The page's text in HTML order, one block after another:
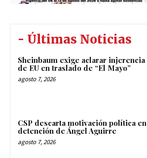
- Últimas Noticias
Sheinbaum exige aclarar injerencia
de EU en traslado de “El Mayo”
agosto 7, 2026
CSP descarta motivación política en
detención de Ángel Aguirre
agosto 7, 2026